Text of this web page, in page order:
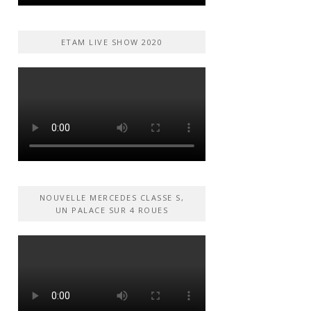
ETAM LIVE SHOW 2020
NOUVELLE MERCEDES CLASSE S,
UN PALACE SUR 4 ROUES